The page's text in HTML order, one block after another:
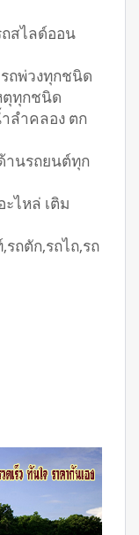
สไลด์ออน
ถพ่วงทุกชนิด
ตุทุกชนิด
ลำคลอง ตก
านรถยนต์ทุก
ไหล่ เติม
ถตัก,รถไถ,รถ